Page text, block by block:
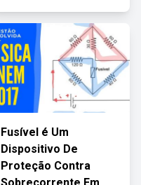
Fusível é Um
Dispositivo De
Proteção Contra